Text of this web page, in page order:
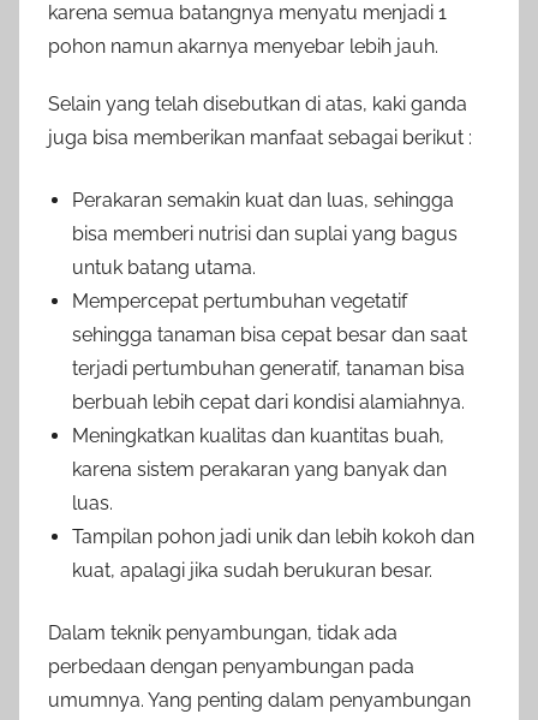
karena semua batangnya menyatu menjadi 1
pohon namun akarnya menyebar lebih jauh.
Selain yang telah disebutkan di atas, kaki ganda
juga bisa memberikan manfaat sebagai berikut :
Perakaran semakin kuat dan luas, sehingga
bisa memberi nutrisi dan suplai yang bagus
untuk batang utama.
Mempercepat pertumbuhan vegetatif
sehingga tanaman bisa cepat besar dan saat
terjadi pertumbuhan generatif, tanaman bisa
berbuah lebih cepat dari kondisi alamiahnya.
Meningkatkan kualitas dan kuantitas buah,
karena sistem perakaran yang banyak dan
luas.
Tampilan pohon jadi unik dan lebih kokoh dan
kuat, apalagi jika sudah berukuran besar.
Dalam teknik penyambungan, tidak ada
perbedaan dengan penyambungan pada
umumnya. Yang penting dalam penyambungan